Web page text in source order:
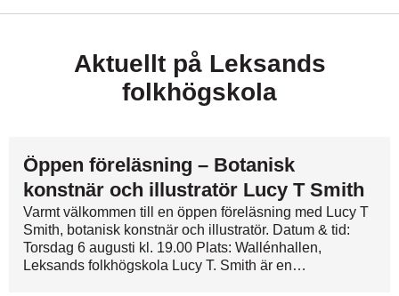
Aktuellt på Leksands
folkhögskola
Öppen föreläsning – Botanisk
konstnär och illustratör Lucy T Smith
Varmt välkommen till en öppen föreläsning med Lucy T
Smith, botanisk konstnär och illustratör. Datum & tid:
Torsdag 6 augusti kl. 19.00 Plats: Wallénhallen,
Leksands folkhögskola Lucy T. Smith är en…